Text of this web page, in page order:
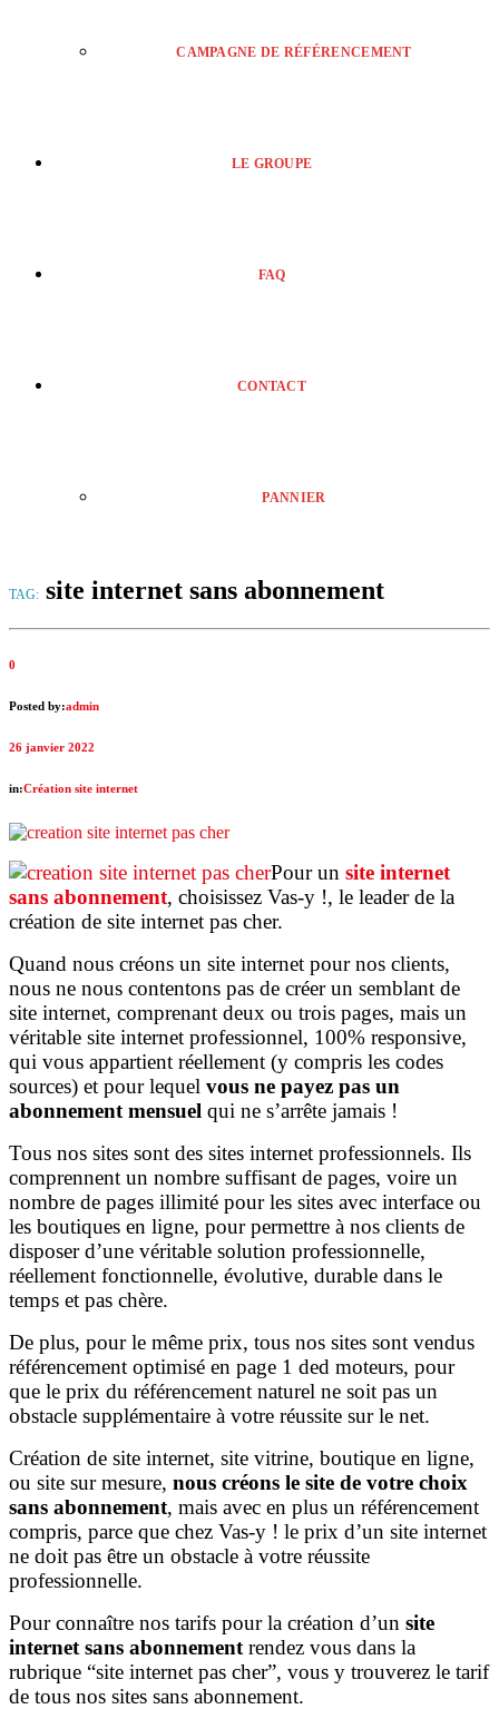
CAMPAGNE DE RÉFÉRENCEMENT
LE GROUPE
FAQ
CONTACT
PANNIER
TAG: site internet sans abonnement
0
Posted by:admin
26 janvier 2022
in:Création site internet
Pour un site internet
sans abonnement, choisissez Vas-y !, le leader de la
création de site internet pas cher.
Quand nous créons un site internet pour nos clients,
nous ne nous contentons pas de créer un semblant de
site internet, comprenant deux ou trois pages, mais un
véritable site internet professionnel, 100% responsive,
qui vous appartient réellement (y compris les codes
sources) et pour lequel vous ne payez pas un
abonnement mensuel qui ne s’arrête jamais !
Tous nos sites sont des sites internet professionnels. Ils
comprennent un nombre suffisant de pages, voire un
nombre de pages illimité pour les sites avec interface ou
les boutiques en ligne, pour permettre à nos clients de
disposer d’une véritable solution professionnelle,
réellement fonctionnelle, évolutive, durable dans le
temps et pas chère.
De plus, pour le même prix, tous nos sites sont vendus
référencement optimisé en page 1 ded moteurs, pour
que le prix du référencement naturel ne soit pas un
obstacle supplémentaire à votre réussite sur le net.
Création de site internet, site vitrine, boutique en ligne,
ou site sur mesure, nous créons le site de votre choix
sans abonnement, mais avec en plus un référencement
compris, parce que chez Vas-y ! le prix d’un site internet
ne doit pas être un obstacle à votre réussite
professionnelle.
Pour connaître nos tarifs pour la création d’un site
internet sans abonnement rendez vous dans la
rubrique “site internet pas cher”, vous y trouverez le tarif
de tous nos sites sans abonnement.